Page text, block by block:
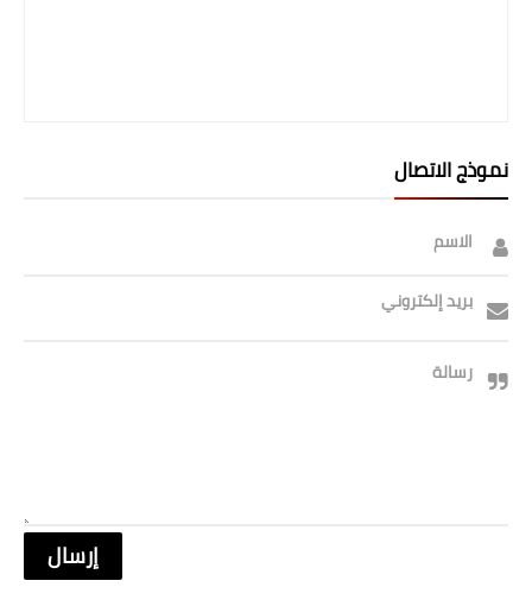
نموذج الاتصال
الاسم
بريد إلكتروني
رسالة